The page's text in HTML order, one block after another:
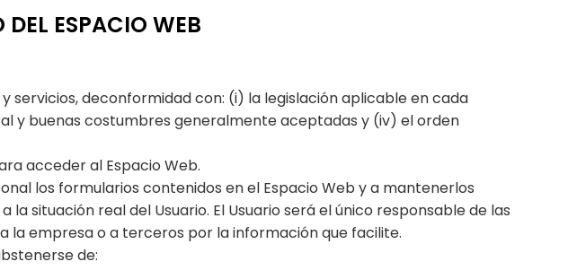
ESPACIO WEB
servicios, deconformidad con: (i) la legislación aplicable en cada
y buenas costumbres generalmente aceptadas y (iv) el orden
acceder al Espacio Web.
los formularios contenidos en el Espacio Web y a mantenerlos
situación real del Usuario. El Usuario será el único responsable de las
la empresa o a terceros por la información que facilite.
de: